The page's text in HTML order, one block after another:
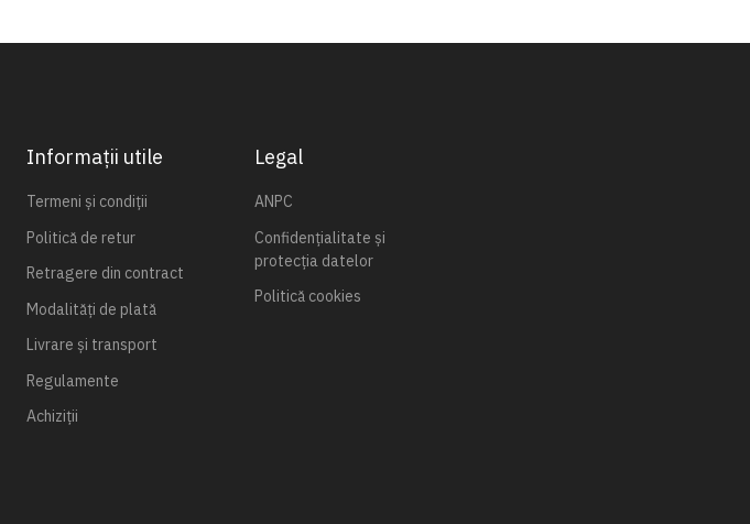
Informații utile
Termeni și condiții
Politică de retur
Retragere din contract
Modalități de plată
Livrare și transport
Regulamente
Achiziții
Legal
ANPC
Confidențialitate și
protecția datelor
Politică cookies